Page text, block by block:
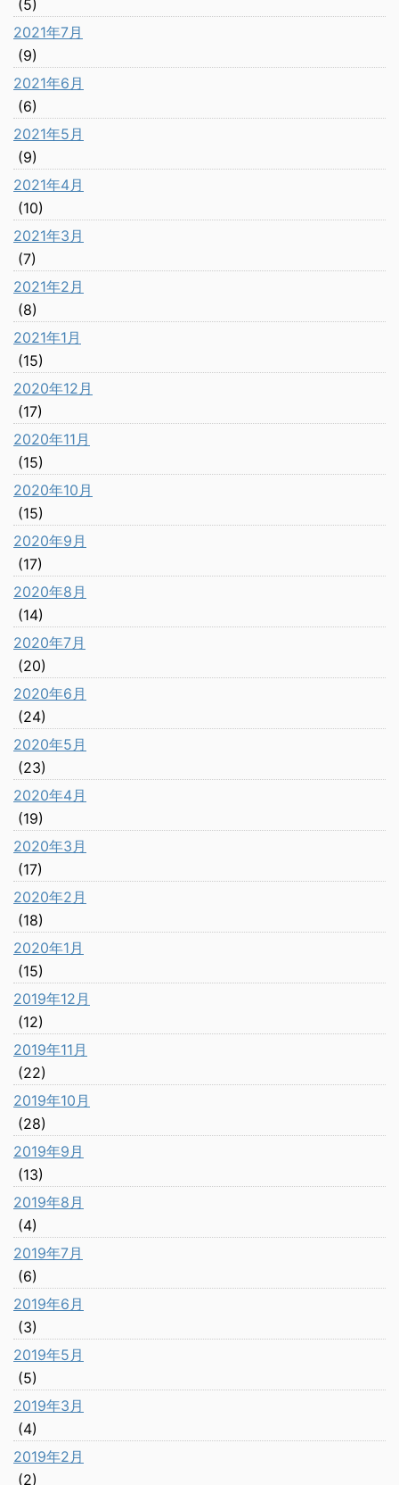
(5)
2021年7月
(9)
2021年6月
(6)
2021年5月
(9)
2021年4月
(10)
2021年3月
(7)
2021年2月
(8)
2021年1月
(15)
2020年12月
(17)
2020年11月
(15)
2020年10月
(15)
2020年9月
(17)
2020年8月
(14)
2020年7月
(20)
2020年6月
(24)
2020年5月
(23)
2020年4月
(19)
2020年3月
(17)
2020年2月
(18)
2020年1月
(15)
2019年12月
(12)
2019年11月
(22)
2019年10月
(28)
2019年9月
(13)
2019年8月
(4)
2019年7月
(6)
2019年6月
(3)
2019年5月
(5)
2019年3月
(4)
2019年2月
(2)